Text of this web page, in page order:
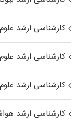
کارشناسی ارشد
کارشناسی ارشد
کارشناسی ارشد
کارشناسی ارشد